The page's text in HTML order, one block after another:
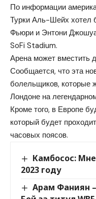
По информации
Турки Аль-Шейх хотел
Фьюри и Энтони
SoFi Stadium.
Арена может вместить
Сообщается, что эта
болельщиков, которые
Лондоне на
Кроме того, в Европе
который будет
часовых поясов.
Камбосос:
2023 году
Арам Фаниян